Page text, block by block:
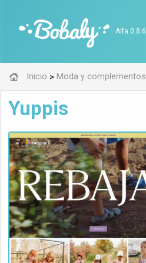
Alfa 0.8.6
Inicio > Moda y complementos
Yuppis